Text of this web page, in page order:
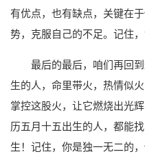
有优点，也有缺点，关键在
势，克服自己的不足。记住
最后的最后，咱们再回
生的人，命里带火，热情似
掌控这股火，让它燃烧出光
历五月十五出生的人，都能
生！记住，你是独一无二的